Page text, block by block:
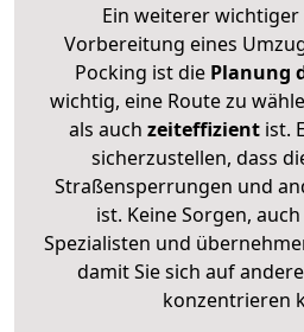
Ein weiterer
Vorbereitung eines
Pocking ist die Planung
wichtig, eine Route zu
als auch zeiteffizientist.
sicherzustellen, dass
Straßensperrungen und
ist. Keine Sorgen,
Spezialisten und
damit Sie sich auf
konzentrieren